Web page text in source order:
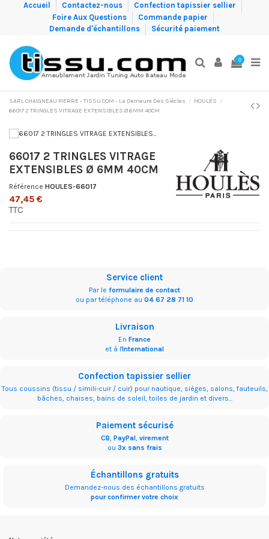
Accueil Contactez-nous
Confection tapissier sellier
Foire Aux Questions
Commande papier
Demande d'échantillons
Sécurité paiement
0
SARL CHAIGNEAU PIERRE - TISSU.COM - La Demeure Des Siècles
HOULÈS
66017 2 TRINGLES VITRAGE EXTENSIBLES Ø 6MM 40CM
66017 2 TRINGLES VITRAGE
EXTENSIBLES Ø 6MM 40CM
Référence HOULES-66017
47,45 €
TTC
Service client
Par le formulaire de contact
ou par téléphone au 04 67 28 71 10
Livraison
En France
et à l'International
Confection tapissier sellier
Tous coussins (tissu / simili-cuir / cuir) pour nautique, sièges, salons, fauteuils,
bâches, chaises, bains de soleil, toiles de jardin et divers...
Paiement sécurisé
CB, PayPal, virement
ou 3x sans frais
Échantillons gratuits
Demandez-nous des échantillons gratuits
pour confirmer votre choix